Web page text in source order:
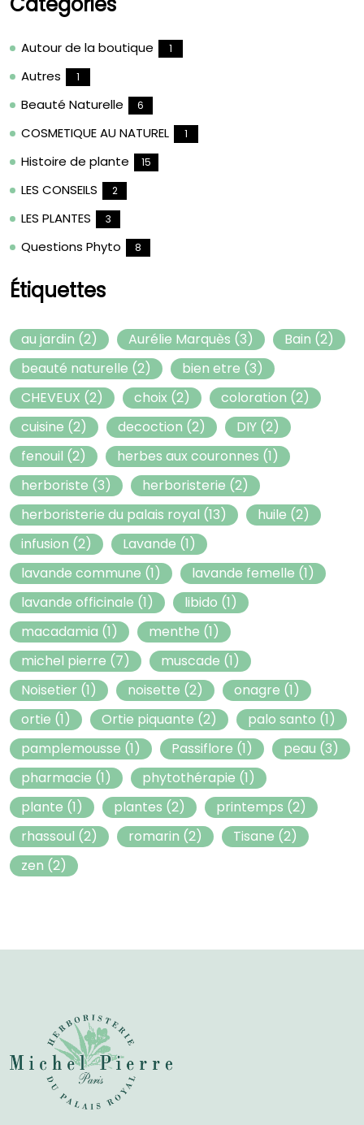
Autour de la boutique 1
Autres 1
Beauté Naturelle 6
COSMETIQUE AU NATUREL 1
Histoire de plante 15
LES CONSEILS 2
LES PLANTES 3
Questions Phyto 8
Étiquettes
au jardin (2) Aurélie Marquès (3) Bain (2)
beauté naturelle (2) bien etre (3)
CHEVEUX (2) choix (2) coloration (2)
cuisine (2) decoction (2) DIY (2)
fenouil (2) herbes aux couronnes (1)
herboriste (3) herboristerie (2)
herboristerie du palais royal (13) huile (2)
infusion (2) Lavande (1)
lavande commune (1) lavande femelle (1)
lavande officinale (1) libido (1)
macadamia (1) menthe (1)
michel pierre (7) muscade (1)
Noisetier (1) noisette (2) onagre (1)
ortie (1) Ortie piquante (2) palo santo (1)
pamplemousse (1) Passiflore (1) peau (3)
pharmacie (1) phytothérapie (1)
plante (1) plantes (2) printemps (2)
rhassoul (2) romarin (2) Tisane (2)
zen (2)